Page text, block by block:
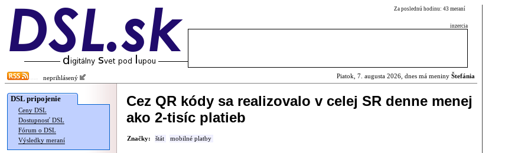
Za poslednú hodinu: 43 meraní
inzercia
neprihlásený Piatok, 7. augusta 2026, dnes má meniny Štefánia
DSL pripojenie
Ceny DSL
Dostupnosť DSL
Fórum o DSL
Výsledky meraní
Cez QR kódy sa realizovalo v celej SR denne menej
ako 2-tisíc platieb
Značky: štát mobilné platby